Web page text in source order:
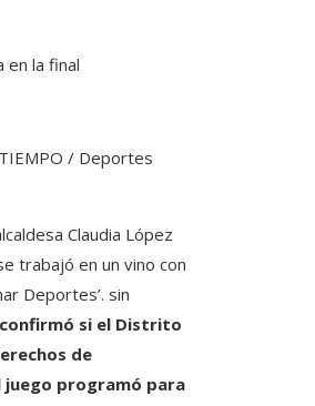
en la final
/ Deportes
Claudia López
trabajó en un vino con
Deportes’. sin
si el Distrito
de
juego programó para